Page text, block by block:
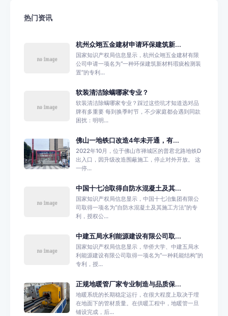
热门资讯
杭州众翊五金建材申请环保建筑新...
国家知识产权局信息显示，杭州众翊五金建材有限
公司申请一项名为“一种环保建筑新材料瑕疵检测装
置”的专利...
软装清洁除螨哪家专业？
软装清洁除螨哪家专业？踩过这些坑才知道选对品
牌有多重要 每到换季时节，不少家庭都会遇到同款
困扰：明明...
佛山一地铁口改造4年未开通，有...
2022年10月，位于佛山市禅城区的普君北路地铁D
出入口，因升级改造围蔽施工，停止对外开放。 这
一停...
中国十七冶取得自防水混凝土及其...
国家知识产权局信息显示，中国十七冶集团有限公
司取得一项名为“自防水混凝土及其施工方法”的专
利，授权公...
中建五局水利能源建设有限公司取...
国家知识产权局信息显示，华侨大学、中建五局水
利能源建设有限公司取得一项名为“一种耗能结构”的
专利，授...
正规地暖管厂家专业制造与品质保...
地暖系统的长期稳定运行，在很大程度上取决于埋
在地面下的管材质量。在供暖工程中，地暖管一旦
铺设完成，后...